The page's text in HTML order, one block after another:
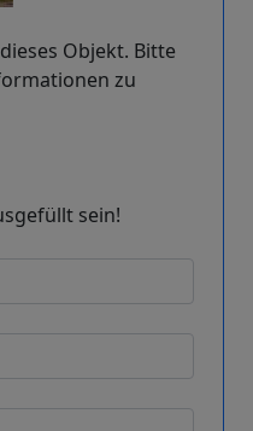
Objekt. Bitte
zu
sein!